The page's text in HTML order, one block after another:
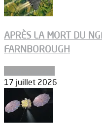
APRÈS LA MORT DU
FARNBOROUGH
17 juillet 2026